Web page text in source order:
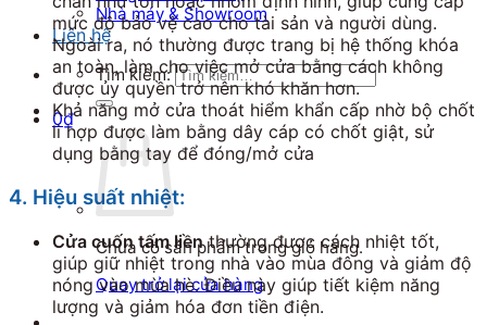
Nhà máy & Showroom
Liên hệ
Tìm kiếm:
0₫
Chưa có sản phẩm trong giỏ hàng.
Quay trở lại cửa hàng
mức độ bảo vệ cao cho tài sản và người dùng.
Ngoài ra, nó thường được trang bị hệ thống khóa
an toàn, làm cho việc mở cửa bằng cách không
được ủy quyền trở nên khó khăn hơn.
Khả năng mở cửa thoát hiểm khẩn cấp nhờ bộ chốt
li hợp được làm bằng dây cáp có chốt giật, sử
dụng bằng tay để đóng/mở cửa
4. Hiệu suất nhiệt:
Cửa cuốn tấm liềnthường được cách nhiệt tốt,
giúp giữ nhiệt trong nhà vào mùa đông và giảm độ
nóng vào mùa hè. Điều này giúp tiết kiệm năng
lượng và giảm hóa đơn tiền điện.